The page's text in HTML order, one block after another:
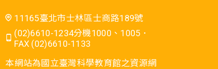
11165臺北市士林區士商路189號
(02)6610-1234分機1000、1005．
FAX (02)6610-1133
本網站為國立臺灣科學教育館之資源網